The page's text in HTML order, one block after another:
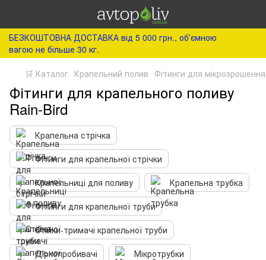
БЕЗКОШТОВНА ДОСТАВКА від 5 000 грн., обʼємною
вагою не більше 30 кг.
🛒 Каталог Крапельний полив Фітинги для мікрозрошення
Фітинги для крапельного поливу
Rain-Bird
Крапельна стрічка
Фітинги для крапельної стрічки
Крапельниці для поливу
Крапельна трубка
Фітинги для крапельної труби
Стійки-тримачі крапельної труби
Діркопробивачі
Мікротрубки